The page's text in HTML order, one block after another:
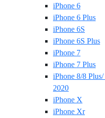
iPhone 6
iPhone 6 Plus
iPhone 6S
iPhone 6S Plus
iPhone 7
iPhone 7 Plus
iPhone 8/8 Plus/
2020
iPhone X
iPhone Xr